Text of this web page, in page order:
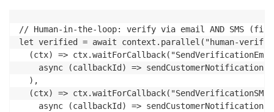
// Human-in-the-loop: verify via email AND SMS
let verified = await context.parallel("human-
(ctx) =>
async (callbackId) =>
  ),
(ctx) =>
async (callbackId) =>